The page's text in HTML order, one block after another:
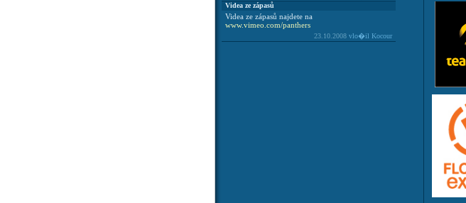
Videa ze zápasů
Videa ze zápasů najdete na
www.vimeo.com/panthers
23.10.2008 vlo�il Kocour